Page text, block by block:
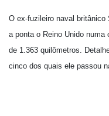
O ex-fuzileiro naval britânico
a ponta o Reino Unido numa
de 1.363 quilômetros.
cinco dos quais ele passou